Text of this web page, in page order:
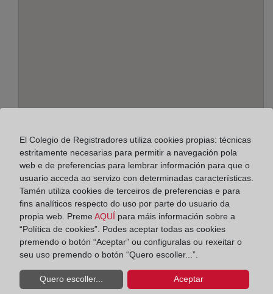
Cerrojo, 17 - 3º, 29007
Horario:
De lunes a viernes de 09:00 a 17:00 horas
Agosto: De lunes a viernes de 09:00 a 14:00 horas
Los días 24 y 31 de diciembre de 09:00 a 14:00
horas
Datos de contacto:
(95) 228 21 54
El Colegio de Registradores utiliza cookies propias: técnicas
estritamente necesarias para permitir a navegación pola
web e de preferencias para lembrar información para que o
usuario acceda ao servizo con determinadas características.
Tamén utiliza cookies de terceiros de preferencias e para
fins analíticos respecto do uso por parte do usuario da
propia web. Preme AQUÍ para máis información sobre a
“Política de cookies”. Podes aceptar todas as cookies
premendo o botón “Aceptar” ou configuralas ou rexeitar o
seu uso premendo o botón “Quero escoller...”.
Quero escoller... Aceptar